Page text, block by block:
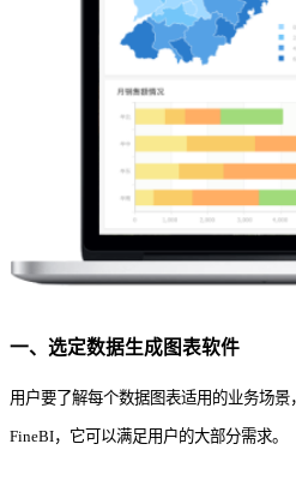
一、选定数据生成图表软件
用户要了解每个数据图表适用的业务场
FineBI，它可以满足用户的大部分需求。